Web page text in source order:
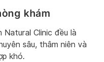
khám
Clinic đều là
sâu, thâm niên và
khó.